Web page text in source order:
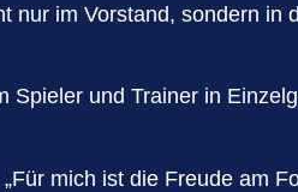
nur im Vorstand, sondern in
und Trainer in
mich ist die Freude am